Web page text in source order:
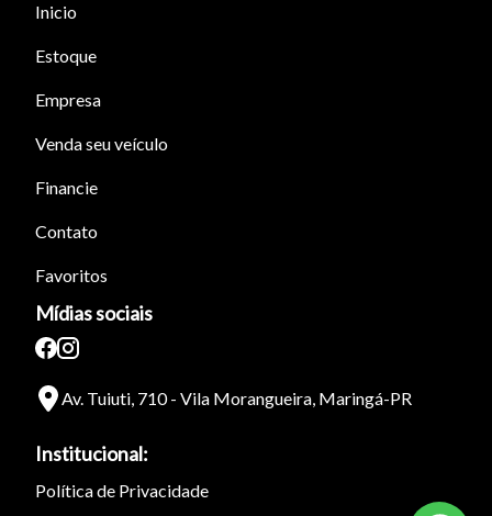
Inicio
Estoque
Empresa
Venda seu veículo
Financie
Contato
Favoritos
Mídias sociais
Av. Tuiuti, 710 - Vila Morangueira, Maringá-PR
Institucional:
Política de Privacidade